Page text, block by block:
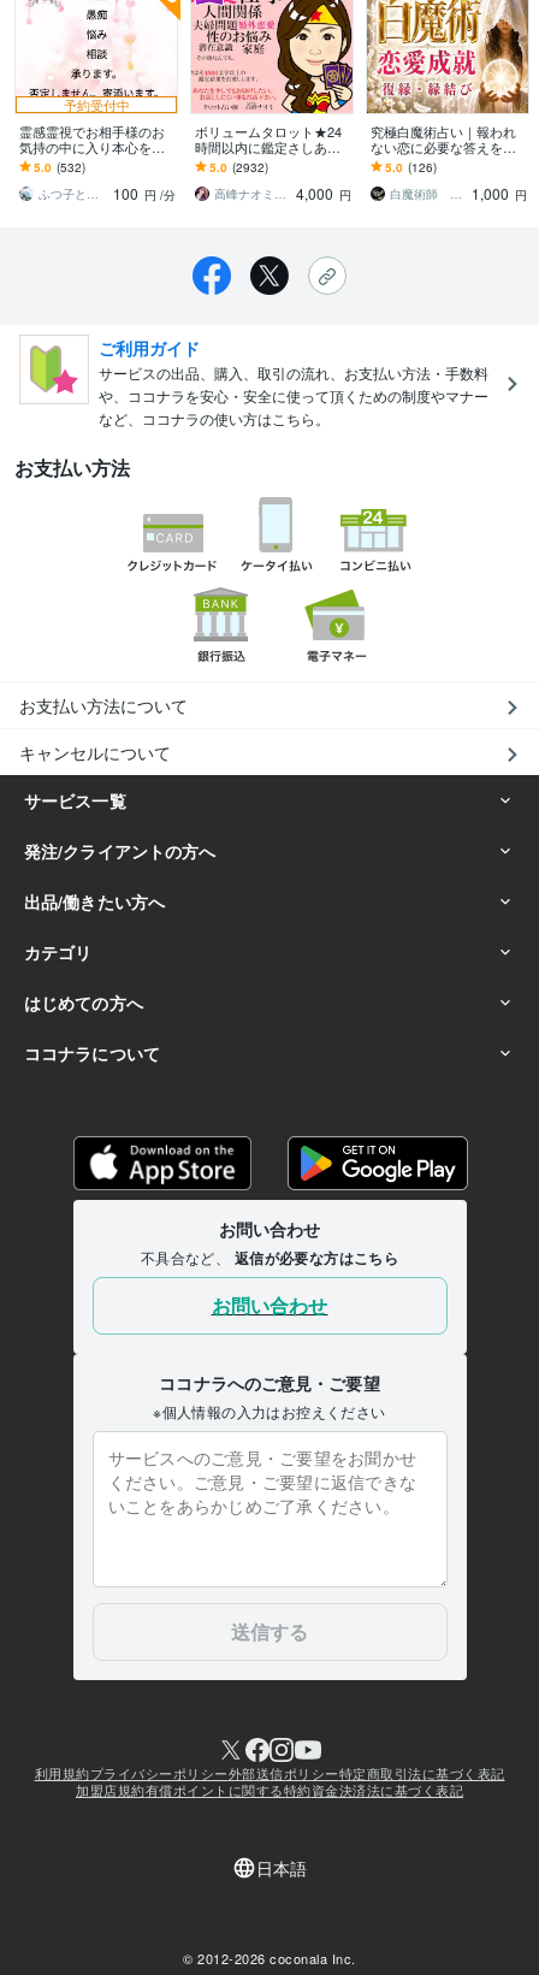
予約受付中
霊感霊視でお相手様のお
気持の中に入り本心を視
ます 三代霊感家系に生ま
れました。皆様のお役に
立てればと思います
5.0 (532)
ふつ子と申します。
100 円 /分
ボリュームタロット★24
時間以内に鑑定さしあげ
ます 4000文字以上の鑑定
結果★細かなご質問もカ
ード展開します。
5.0 (2932)
高峰ナオミ タロット占い師
4,000 円
究極白魔術占い｜報われ
ない恋に必要な答えを伝
えます 復縁・片思い・複
雑恋愛｜あの人の本音と
成就への道を導きます
5.0 (126)
白魔術師 ミカエル
1,000 円
ご利用ガイド
サービスの出品、購入、取引の流れ、お支払い方法・手数料
や、ココナラを安心・安全に使って頂くための制度やマナー
など、ココナラの使い方はこちら。
お支払い方法
お支払い方法について
キャンセルについて